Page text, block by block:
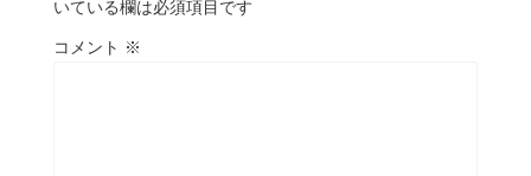
いている欄は必須項目です
コメント ※